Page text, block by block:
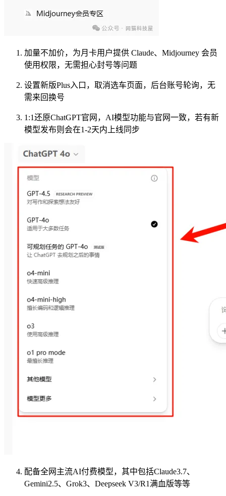
加量不加价，为月卡用户提供 Claude、Midjourney 会员
使用权限，无需担心封号等问题
设置新版Plus入口，取消选车页面，后台账号轮询，无
需来回换号
1:1还原ChatGPT官网，AI模型功能与官网一致，若有新
模型发布则会在1-2天内上线同步
配备全网主流AI付费模型，其中包括Claude3.7、
Gemini2.5、Grok3、Deepseek V3/R1满血版等等